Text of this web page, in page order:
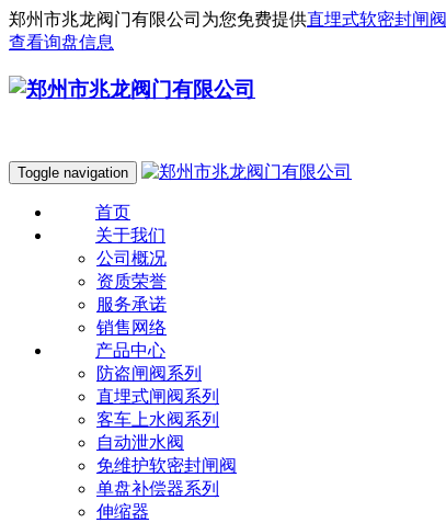
郑州市兆龙阀门有限公司为您免费提供直埋式软密封闸阀
查看询盘信息
Toggle navigation
首页
关于我们
公司概况
资质荣誉
服务承诺
销售网络
产品中心
防盗闸阀系列
直埋式闸阀系列
客车上水阀系列
自动泄水阀
免维护软密封闸阀
单盘补偿器系列
伸缩器